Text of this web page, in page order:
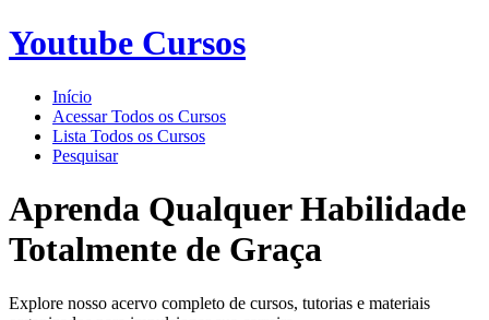
Youtube Cursos
Início
Acessar Todos os Cursos
Lista Todos os Cursos
Pesquisar
Aprenda Qualquer Habilidade
Totalmente de Graça
Explore nosso acervo completo de cursos, tutorias e materiais